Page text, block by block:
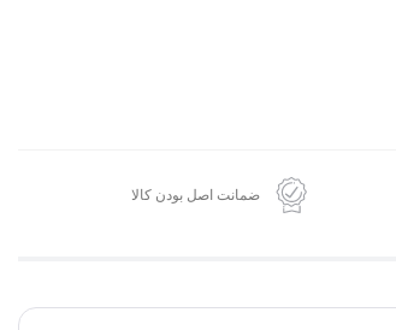
ضمانت اصل بودن کالا